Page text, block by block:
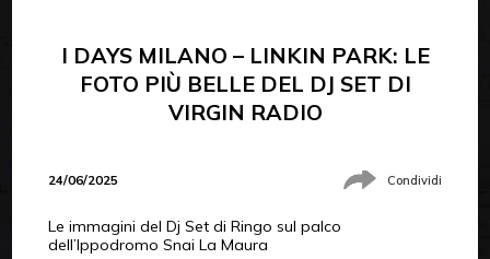
I DAYS MILANO – LINKIN PARK: LE
FOTO PIÙ BELLE DEL DJ SET DI
VIRGIN RADIO
24/06/2025 Condividi
Le immagini del Dj Set di Ringo sul palco
dell’Ippodromo Snai La Maura